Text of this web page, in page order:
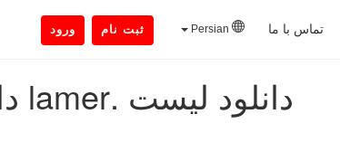
تماس با ما ثبت نام ورود
دانلود لیست .lamer دامنه‌ها